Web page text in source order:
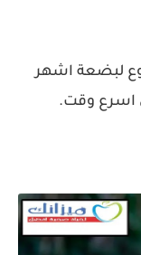
لبضعة اشهر
اسرع وقت.